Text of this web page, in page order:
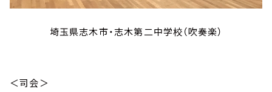
埼玉県志木市・志木第二中学校（吹奏楽）
＜司会＞